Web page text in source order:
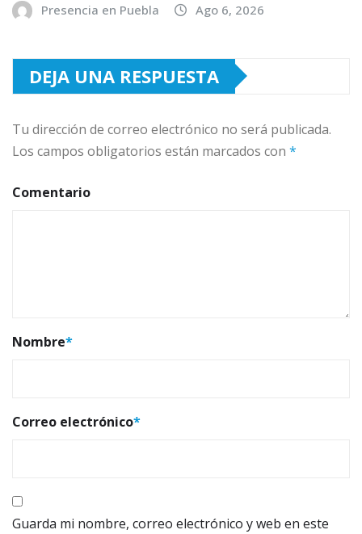
Presencia en Puebla Ago 6, 2026
DEJA UNA RESPUESTA
Tu dirección de correo electrónico no será publicada.
Los campos obligatorios están marcados con *
Comentario
Nombre*
Correo electrónico*
Guarda mi nombre, correo electrónico y web en este